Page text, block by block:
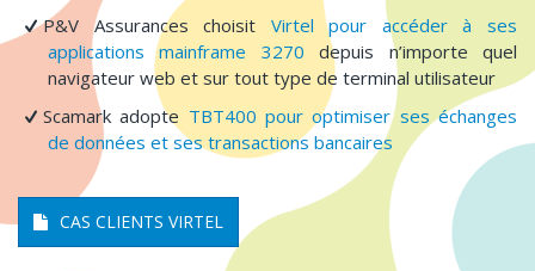
P&V Assurances choisit Virtel pour accéder à ses
applications mainframe 3270 depuis n’importe quel
navigateur web et sur tout type de terminal utilisateur
Scamark adopte TBT400 pour optimiser ses échanges
de données et ses transactions bancaires
CAS CLIENTS VIRTEL